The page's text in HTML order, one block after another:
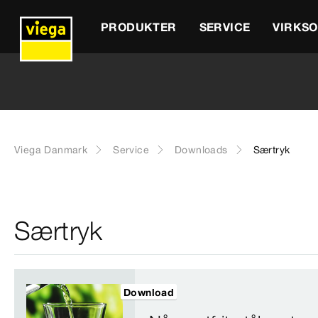
PRODUKTER SERVICE
Viega Danmark Service Downloads Særtryk
Særtryk
Download